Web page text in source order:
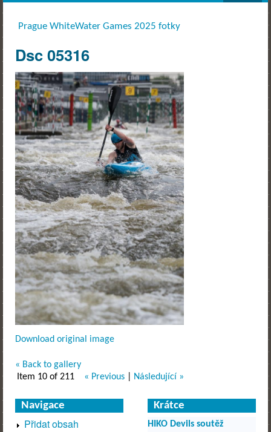
Prague WhiteWater Games 2025 fotky
Dsc 05316
Download original image
« Back to gallery
Item 10 of 211
« Previous| Následující »
Navigace
Přidat obsah
Krátce
HIKO Devils soutěž